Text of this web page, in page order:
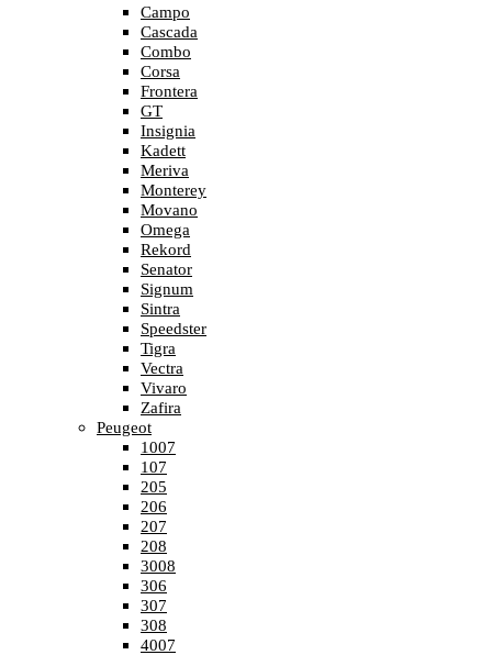
Campo
Cascada
Combo
Corsa
Frontera
GT
Insignia
Kadett
Meriva
Monterey
Movano
Omega
Rekord
Senator
Signum
Sintra
Speedster
Tigra
Vectra
Vivaro
Zafira
Peugeot
1007
107
205
206
207
208
3008
306
307
308
4007